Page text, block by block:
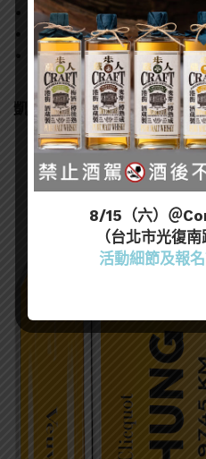
上市日期：即日起陸續上
販售地點：全臺精選葡萄
建議售價：新臺幣 $2,920
凱歌皇牌香檳箭頭禮盒－臺
8/15（六）＠
（台北市光復
活動細節及報